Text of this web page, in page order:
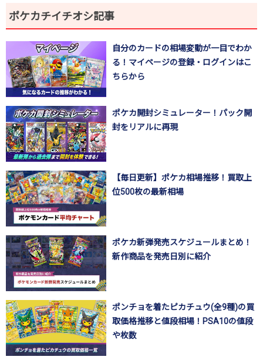
ポケカチイチオシ記事
自分のカードの相場変動が一目でわか
る！マイページの登録・ログインはこ
ちらから
ポケカ開封シミュレーター！パック開
封をリアルに再現
【毎日更新】ポケカ相場推移！買取上
位500枚の最新相場
ポケカ新弾発売スケジュールまとめ！
新作商品を発売日別に紹介
ポンチョを着たピカチュウ(全9種)の買
取価格推移と値段相場！PSA10の値段
や枚数